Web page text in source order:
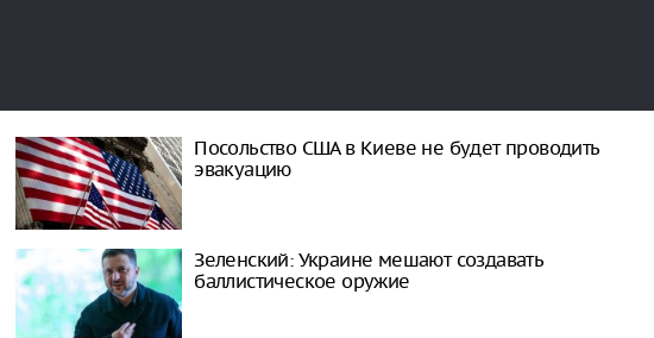
Посольство США в Киеве не будет проводить
эвакуацию
Зеленский: Украине мешают создавать
баллистическое оружие